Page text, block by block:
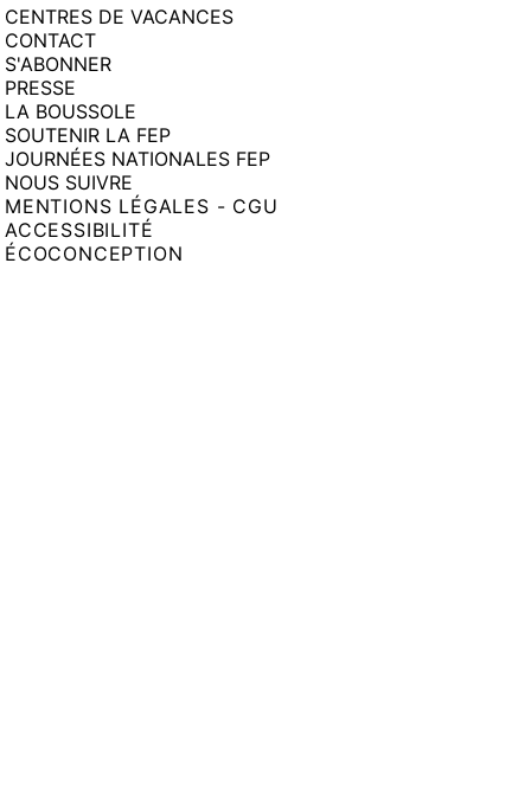
CENTRES DE VACANCES
CONTACT
S'ABONNER
PRESSE
LA BOUSSOLE
SOUTENIR LA FEP
JOURNÉES NATIONALES FEP
NOUS SUIVRE
MENTIONS LÉGALES - CGU
ACCESSIBILITÉ
ÉCOCONCEPTION